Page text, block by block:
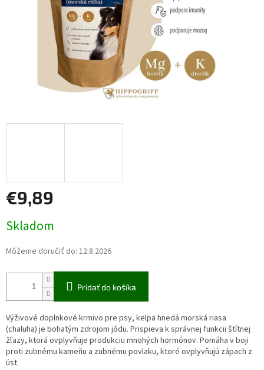
€9,89
cena:
Skladom
Môžeme doručiť do: 12.8.2026
Pridať do košíka
Výživové doplnkové krmivo pre psy, kelpa hnedá morská riasa
(chaluha) je bohatým zdrojom jódu. Prispieva k správnej funkcii štítnej
žľazy, ktorá ovplyvňuje produkciu mnohých hormónov. Pomáha v boji
proti zubnému kameňu a zubnému povlaku, ktoré ovplyvňujú zápach z
úst.